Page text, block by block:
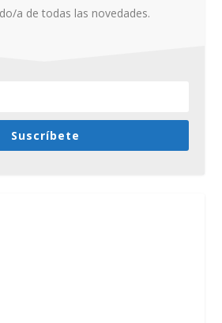
a de todas las novedades.
Suscríbete